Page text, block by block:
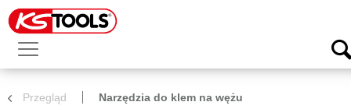
Przegląd Narzędzia do klem na wężu